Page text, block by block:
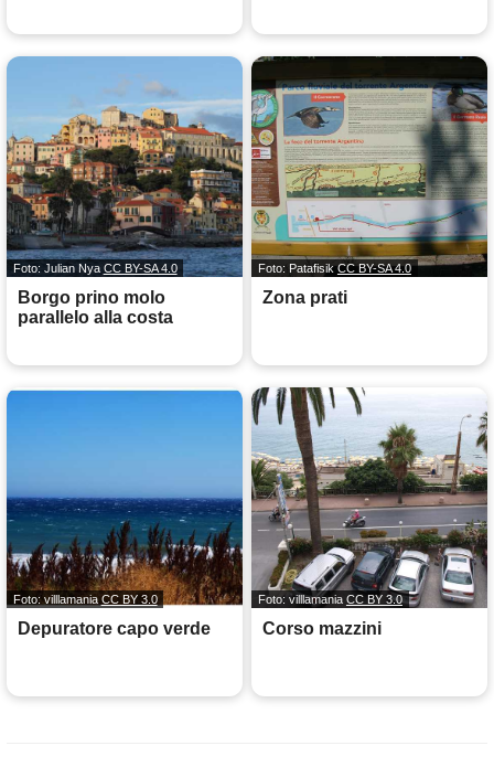
Foto: Julian Nya CC BY-SA 4.0
Borgo prino molo
parallelo alla costa
Foto: PatafisikCC BY-SA 4.0
Zona prati
Foto: villlamania CC BY 3.0
Depuratore capo verde
Foto: villlamania CC BY 3.0
Corso mazzini